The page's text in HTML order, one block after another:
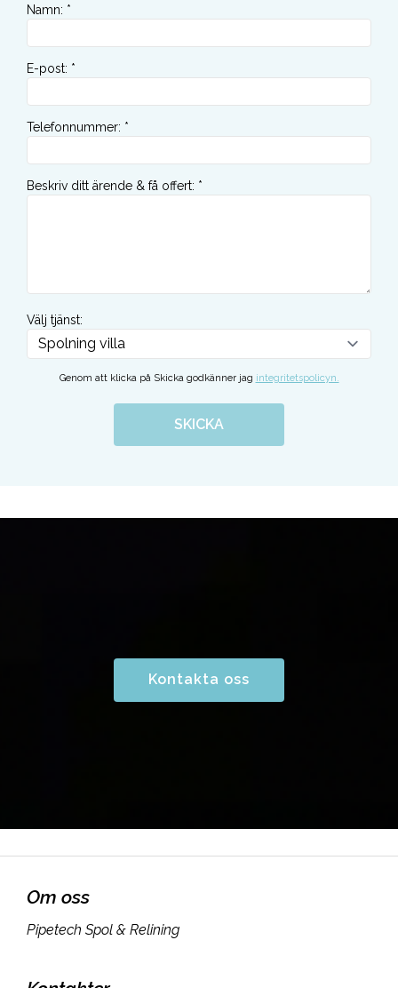
Namn: *
E-post: *
Telefonnummer: *
Beskriv ditt ärende & få offert: *
Välj tjänst:
Genom att klicka på Skicka godkänner jag integritetspolicyn.
SKICKA
Kontakta oss
Om oss
Pipetech Spol & Relining